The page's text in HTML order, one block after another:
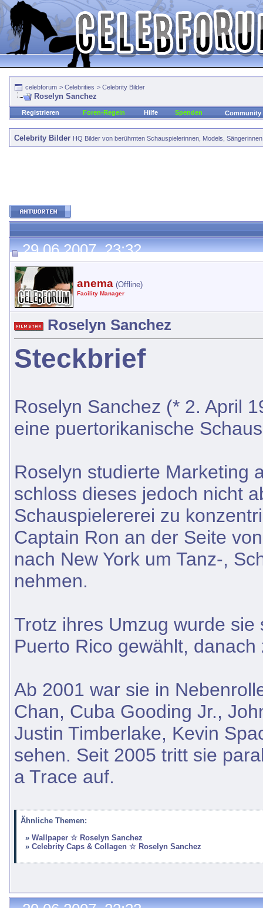
celebforum > Celebrities > Celebrity Bilder
Roselyn Sanchez
Registrieren Foren-Regeln Hilfe Spenden Community
Celebrity Bilder HQ Bilder von berühmten Schauspielerinnen, Models,
29.06.2007, 23:32
anema (Offline)
Facility Manager
Roselyn Sanchez
Steckbrief
Roselyn Sanchez (* 2. April
eine puertorikanische
Roselyn studierte Marketing
schloss dieses jedoch nicht
Schauspielererei zu
Captain Ron an der Seite
nach New York um Tanz-,
nehmen.
Trotz ihres Umzug wurde
Puerto Rico gewählt,
Ab 2001 war sie in
Chan, Cuba Gooding Jr.,
Justin Timberlake, Kevin
sehen. Seit 2005 tritt sie
a Trace auf.
Ähnliche Themen:
Wallpaper ☆ Roselyn Sanchez
Celebrity Caps & Collagen ☆ Roselyn Sanchez